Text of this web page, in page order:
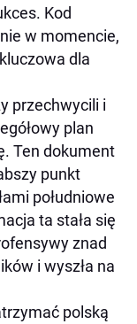
Kod
w momencie,
dla
przechwycili i
plan
Ten dokument
punkt
południowe
ta stała się
znad
i wyszła na
polską